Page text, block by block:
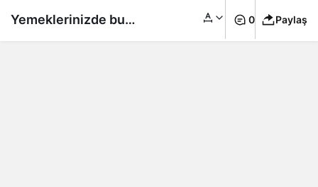
Yemeklerinizde bu 0 Paylaş